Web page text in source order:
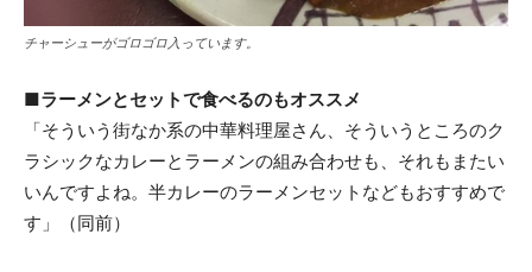
チャーシューがゴロゴロ入っています。
■ラーメンとセットで食べるのもオススメ
「そういう街なか系の中華料理屋さん、そういうところのク
ラシックなカレーとラーメンの組み合わせも、それもまたい
いんですよね。半カレーのラーメンセットなどもおすすめで
す」（同前）